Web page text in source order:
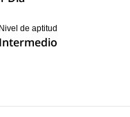
Nivel de aptitud
Intermedio